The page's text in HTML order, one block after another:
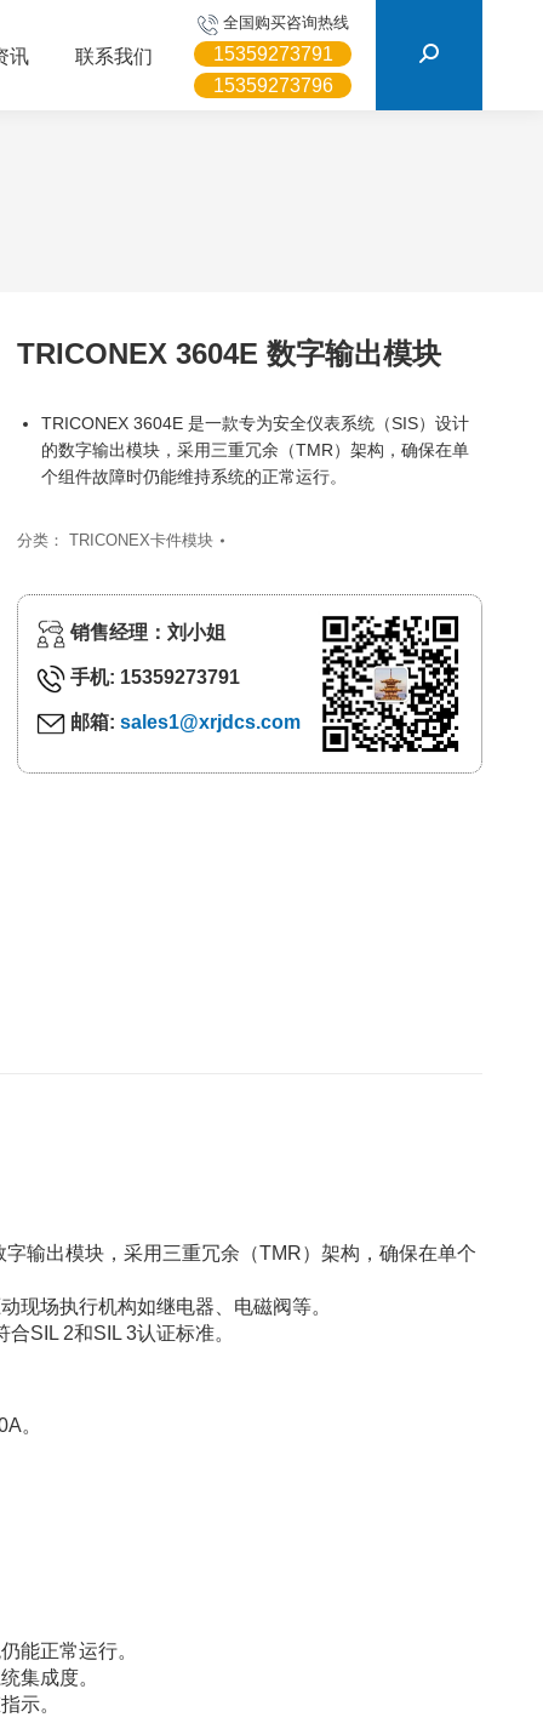
讯 联系我们
全国购买咨询热线
15359273791
15359273796
TRICONEX 3604E 数字输出模块
TRICONEX 3604E 是一款专为安全仪表系统（SIS）设计
的数字输出模块，采用三重冗余（TMR）架构，确保在单
个组件故障时仍能维持系统的正常运行。
分类： TRICONEX卡件模块
销售经理：刘小姐
手机: 15359273791
邮箱: sales1@xrjdcs.com
输出模块，采用三重冗余（TMR）架构，确保在单个
现场执行机构如继电器、电磁阀等。
SIL 2和SIL 3认证标准。
。
能正常运行。
集成度。
示。